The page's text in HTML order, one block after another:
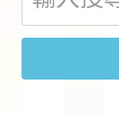
速
法」
本
第3
檢